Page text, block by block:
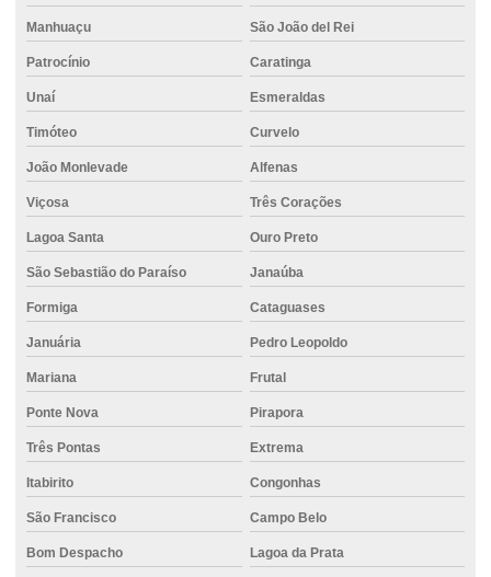
Cimento em divinopolis
Cimento ensacado para lajes
Cimento estrutural
Cimento mais barato
Cimento mizu
Cimento em montes claros
Cimento no atacado
Cimento para obras de fundação e estrutura
Cimento para pavimentação
Cimento para pequenas construções
Cimento para pilares
Cimento portland ensacado
Manhuaçu São João del Rei
Patrocínio Caratinga
Unaí Esmeraldas
Timóteo Curvelo
João Monlevade Alfenas
Viçosa Três Corações
Lagoa Santa Ouro Preto
São Sebastião do Paraíso Janaúba
Formiga Cataguases
Januária Pedro Leopoldo
Mariana Frutal
Ponte Nova Pirapora
Três Pontas Extrema
Itabirito Congonhas
São Francisco Campo Belo
Bom Despacho Lagoa da Prata